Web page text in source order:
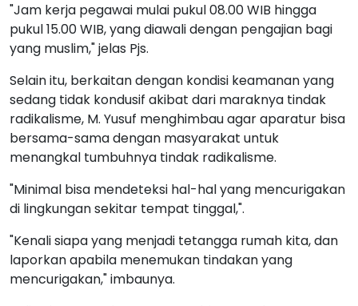
"Jam kerja pegawai mulai pukul 08.00 WIB hingga
pukul 15.00 WIB, yang diawali dengan pengajian bagi
yang muslim," jelas Pjs.
Selain itu, berkaitan dengan kondisi keamanan yang
sedang tidak kondusif akibat dari maraknya tindak
radikalisme, M. Yusuf menghimbau agar aparatur bisa
bersama-sama dengan masyarakat untuk
menangkal tumbuhnya tindak radikalisme.
"Minimal bisa mendeteksi hal-hal yang mencurigakan
di lingkungan sekitar tempat tinggal,".
"Kenali siapa yang menjadi tetangga rumah kita, dan
laporkan apabila menemukan tindakan yang
mencurigakan," imbaunya.